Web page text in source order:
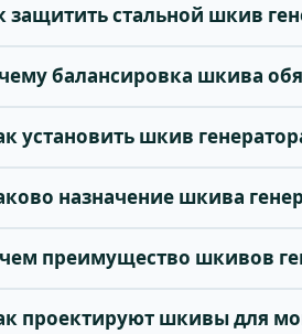
защитить стальной шкив
балансировка шкива
установить шкив
назначение шкива
чем преимущество шкивов
проектируют шкивы для